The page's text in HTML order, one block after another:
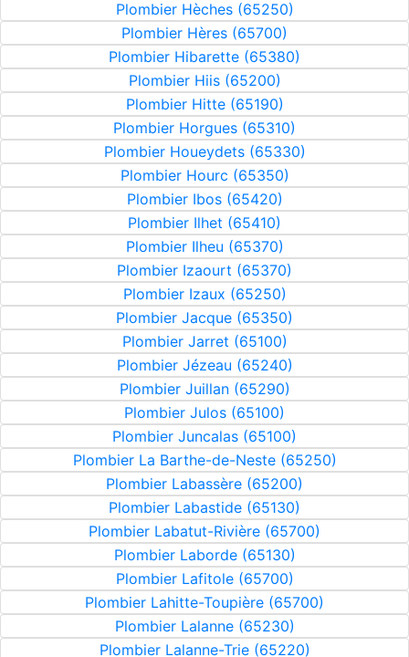
Plombier Hèches (65250)
Plombier Hères (65700)
Plombier Hibarette (65380)
Plombier Hiis (65200)
Plombier Hitte (65190)
Plombier Horgues (65310)
Plombier Houeydets (65330)
Plombier Hourc (65350)
Plombier Ibos (65420)
Plombier Ilhet (65410)
Plombier Ilheu (65370)
Plombier Izaourt (65370)
Plombier Izaux (65250)
Plombier Jacque (65350)
Plombier Jarret (65100)
Plombier Jézeau (65240)
Plombier Juillan (65290)
Plombier Julos (65100)
Plombier Juncalas (65100)
Plombier La Barthe-de-Neste (65250)
Plombier Labassère (65200)
Plombier Labastide (65130)
Plombier Labatut-Rivière (65700)
Plombier Laborde (65130)
Plombier Lafitole (65700)
Plombier Lahitte-Toupière (65700)
Plombier Lalanne (65230)
Plombier Lalanne-Trie (65220)